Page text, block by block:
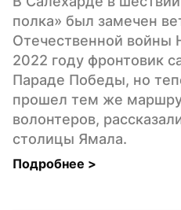
полка» был замечен
Отечественной войны
2022 году фронтовик
Параде Победы, но
прошел тем же
волонтеров,
столицы Ямала.
Подробнее >